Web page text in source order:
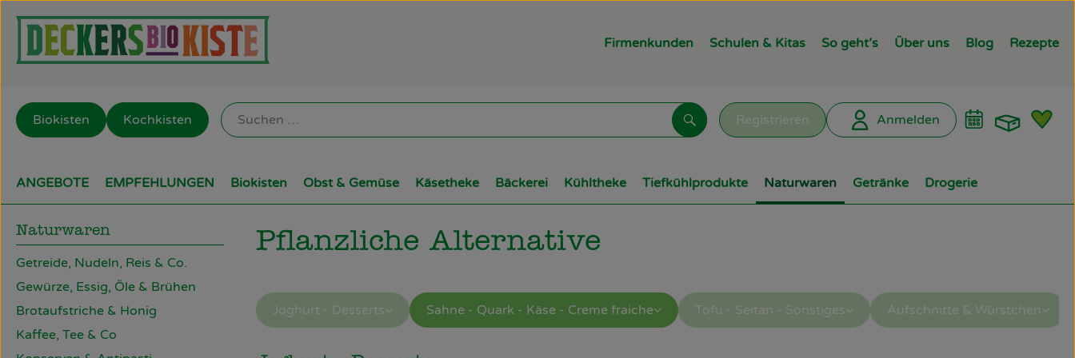
Firmenkunden Schulen & Kitas So geht’s Über uns Blog Rezepte
Registrieren Anmelden
Suchen
Biokisten Kochkisten
ANGEBOTE EMPFEHLUNGEN Biokisten Obst & Gemüse Käsetheke Bäckerei Kühltheke Tiefkühlprodukte Naturwaren Getränke Drogerie
Naturwaren
Getreide, Nudeln, Reis & Co.
Gewürze, Essig, Öle & Brühen
Brotaufstriche & Honig
Kaffee, Tee & Co
Pflanzliche Alternative
Joghurt - Desserts Sahne - Quark - Käse - Creme fraiche Tofu - Seitan - Sonstiges Aufschnitte & Würstchen